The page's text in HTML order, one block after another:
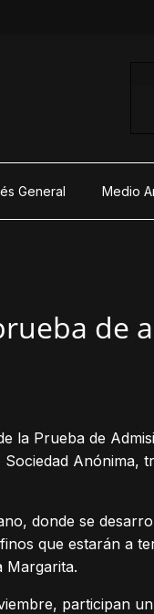
General Medio
de
la Prueba de
Anónima,
donde se
que estarán a
Margarita.
participan